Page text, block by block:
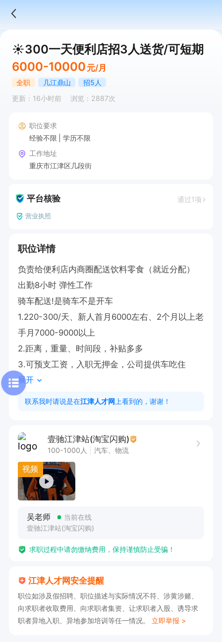
☀️300一天便利店招3人送货/可短期
6000-10000 元/月
全职 几江鼎山
招5人
更新：16小时前
浏览：2887次
职位要求
经验不限
学历不限
工作地址
重庆市江津区几段街
平台核验 通过1项
营业执照
职位详情
负责给便利店内商圈配送饮料零食（就近分配）
出勤8小时 弹性工作
骑车配送!是骑车不是开车
1.220-300/天、新人首月6000左右、2个月以上老
手月7000-9000以上
2.距离，重量、时间段，补贴多多
3.可预支工资，入职无押金，公司提供车吃住
展开
联系我时请说是在江津人才网 上看到的，谢谢！
壹驰江津站(淘宝闪购)
100-1000人 汽车、物流
视频
吴老师
当前在线
壹驰江津站(淘宝闪购)
求职过程中请勿缴纳费用，保持谨慎防止受骗！
江津人才网安全提醒
职位如涉及假招聘、职位描述与实际情况不符、涉黄涉赌、
向求职者收取费用、向求职者集资、让求职者入股、诱导求
职者异地入职、异地参加培训等任一情况。 立即举报 >